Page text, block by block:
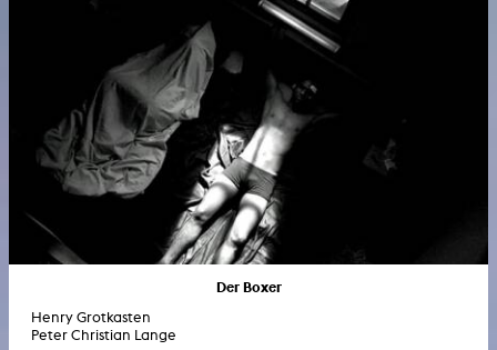
Der Boxer
Henry Grotkasten
Peter Christian Lange